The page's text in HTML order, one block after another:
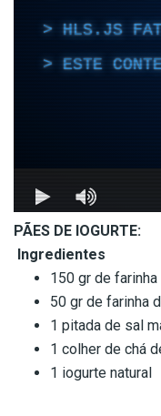
PÃES DE IOGURTE:
Ingredientes
150 gr de
50 gr de farinha
1 pitada de sal
1 colher de chá
1 iogurte natural